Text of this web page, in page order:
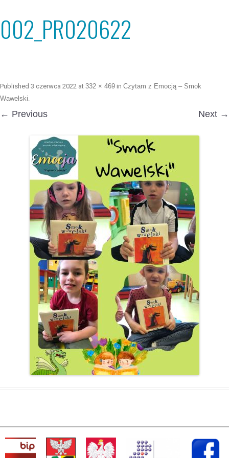
002_PR020622
Published 3 czerwca 2022 at 332 × 469 in Czytam z Emocją – Smok
Wawelski.
← Previous Next →